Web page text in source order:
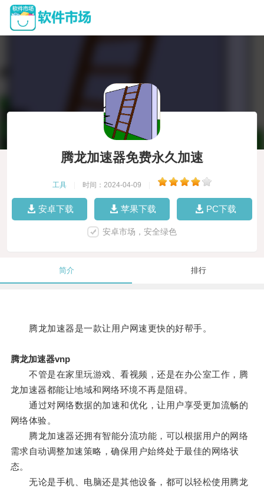
腾龙加速器免费永久加速
工具 时间：2024-04-09
安卓下载 苹果下载 PC下载
安卓市场，安全绿色
简介 排行
腾龙加速器是一款让用户网速更快的好帮手。
腾龙加速器vnp
不管是在家里玩游戏、看视频，还是在办公室工作，腾
龙加速器都能让地域和网络环境不再是阻碍。
通过对网络数据的加速和优化，让用户享受更加流畅的
网络体验。
腾龙加速器还拥有智能分流功能，可以根据用户的网络
需求自动调整加速策略，确保用户始终处于最佳的网络状
态。
无论是手机、电脑还是其他设备，都可以轻松使用腾龙